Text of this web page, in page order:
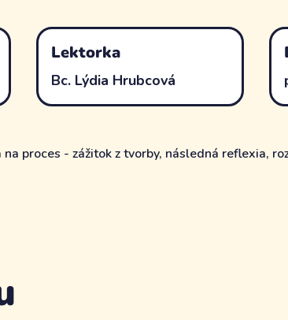
Lektorka
Bc. Lýdia Hrubcová
proces - zážitok z tvorby, následná reflexia,